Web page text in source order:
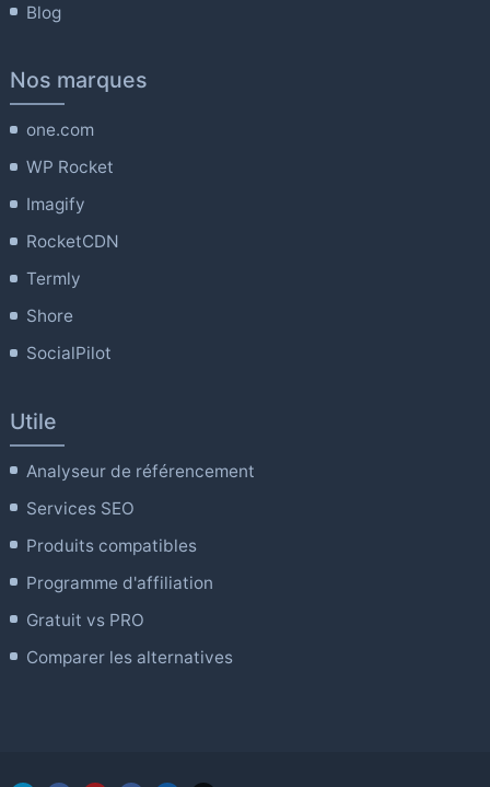
Blog
Nos marques
one.com
WP Rocket
Imagify
RocketCDN
Termly
Shore
SocialPilot
Utile
Analyseur de référencement
Services SEO
Produits compatibles
Programme d'affiliation
Gratuit vs PRO
Comparer les alternatives